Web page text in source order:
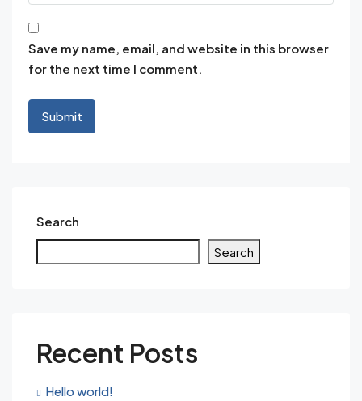
Save my name, email, and website in this browser
for the next time I comment.
Search
Search
Recent Posts
Hello world!